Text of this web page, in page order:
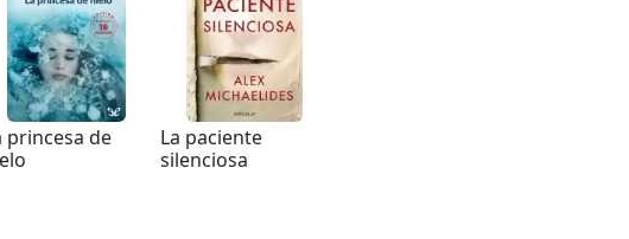
princesa de
La paciente
silenciosa